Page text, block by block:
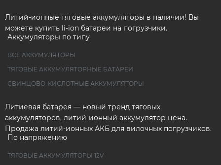
Литий-ионные тяговые аккумуляторы в наличии! Вы
можете купить li-ion батареи на погрузчики.
Аккумуляторы по типу
ВСЕ АККУМУЛЯТОРЫ
ТЯГОВЫЕ АККУМУЛЯТОРНЫЕ БАТАРЕИ
СВИНЦОВО-КИСЛОТНЫЕ АККУМУЛЯТОРЫ
Литиевая батарея — новый тренд тяговых
аккумуляторов, литий-ионный аккумулятор цена.
Продажа литий-ионных АКБ для вилочных погрузчиков.
По напряжению
ТЯГОВЫЕ АККУМУЛЯТОРЫ 12V